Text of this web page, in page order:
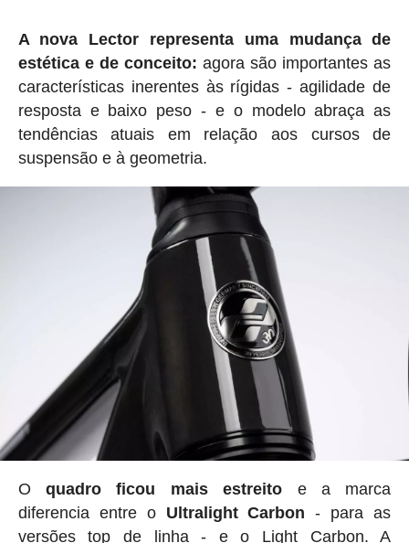
A nova Lector representa uma mudança de
estética e de conceito: agora são importantes as
características inerentes às rígidas - agilidade de
resposta e baixo peso - e o modelo abraça as
tendências atuais em relação aos cursos de
suspensão e à geometria.
Oquadro ficou mais estreito e a marca
diferencia entre o Ultralight Carbon - para as
versões top de linha - e o Light Carbon. A